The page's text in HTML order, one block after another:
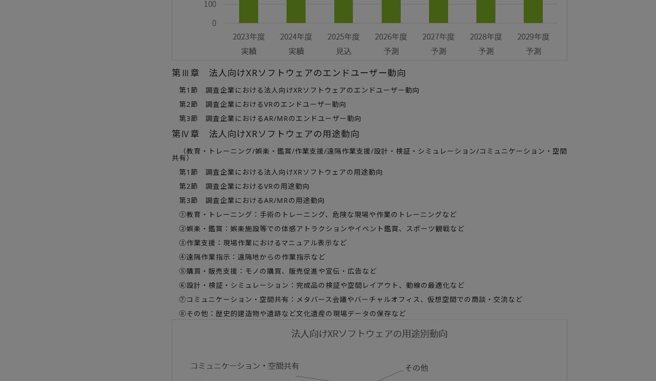
第Ⅲ章 法人向けXRソフトウェアのエンドユーザー動向
第1節 調査企業における法人向けXRソフトウェアのエンドユーザー動向
第2節 調査企業におけるVRのエンドユーザー動向
第3節 調査企業におけるAR/MRのエンドユーザー動向
第Ⅳ章 法人向けXRソフトウェアの用途動向
（教育・トレーニング/娯楽・鑑賞/作業支援/遠隔作業支援/設計・検証・シミュレーション/コミュニケーション・空間
共有）
第1節 調査企業における法人向けXRソフトウェアの用途動向
第2節 調査企業におけるVRの用途動向
第3節 調査企業におけるAR/MRの用途動向
①教育・トレーニング：手術のトレーニング、危険な現場や作業のトレーニングなど
②娯楽・鑑賞：娯楽施設等での体感アトラクションやイベント鑑賞、スポーツ観戦など
③作業支援：現場作業におけるマニュアル表示など
④遠隔作業指示：遠隔地からの作業指示など
⑤購買・販売支援：モノの購買、販売促進や宣伝・広告など
⑥設計・検証・シミュレーション：完成品の検証や空間レイアウト、動線の最適化など
⑦コミュニケーション・空間共有：メタバース会議やバーチャルオフィス、仮想空間での商談・交流など
⑧その他：歴史的建造物や遺跡など文化遺産の現場データの保存など